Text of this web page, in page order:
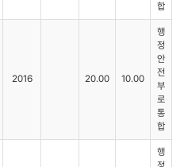
합
2016 20.00 10.00
행
정
안
전
부
로
통
합
행